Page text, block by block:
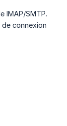
IMAP/SMTP.
connexion